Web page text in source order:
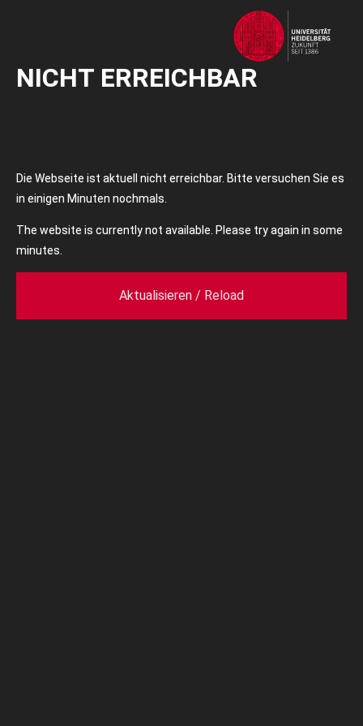
NICHT ERREICHBAR
Die Webseite ist aktuell nicht erreichbar. Bitte versuchen Sie es
in einigen Minuten nochmals.
The website is currently not available. Please try again in some
minutes.
Aktualisieren / Reload